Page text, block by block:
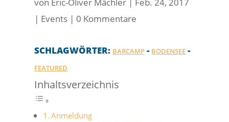
| Events | 0 Kommentare
SCHLAGWÖRTER: BARCAMP - BODENSEE -
FEATURED
Inhaltsverzeichnis
Anmeldung